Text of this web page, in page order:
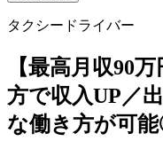
タクシードライバー
【最高月収90
方で収入UP／
な働き方が可